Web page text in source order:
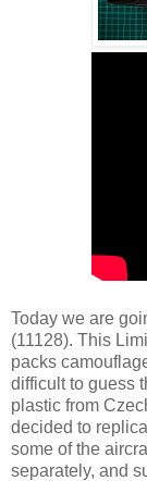
Today we are
(11128). This
packs
difficult to guess
plastic from
decided to
some of the
separately, and